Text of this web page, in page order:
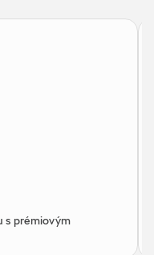
s prémiovým